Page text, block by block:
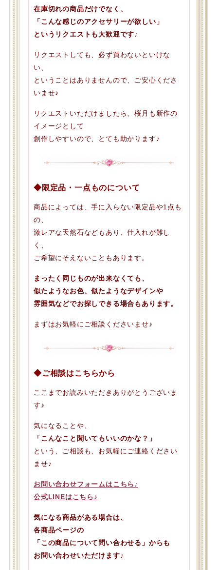
在庫切れの商品だけでなく、
「こんな感じのアクセサリーが欲しい」
というリクエストも大歓迎です♪
リクエストしても、必ず買わないといけな
い、
ということはありませんので、ご安心くださ
いませ♪
リクエストいただけましたら、桜月も新作の
イメージとして
創作しやすいので、とても助かります♪
◆限定品・一点ものについて
商品によっては、手に入らない限定品や1点も
の、
激レアな天然石などもあり、仕入れが難し
く、
ご希望にそえないこともあります。
まったく同じものが出来なくても、
似たようなお色、似たようなデザインや
雰囲気などでお探しできる場合もあります。
まずはお気軽にご相談くださいませ♪
◆ご相談はこちらから
ここまでお読みいただきありがとうございま
す♪
気になることや、
「こんなこと聞いてもいいのかな？」
という、ご相談も、お気軽にご連絡ください
ませ♪
お問い合わせフォームはこちら♪
公式LINEはこちら♪
気になる商品がある場合は、
各商品ページの
「この商品について問い合わせる」からも
お問い合わせいただけます♪